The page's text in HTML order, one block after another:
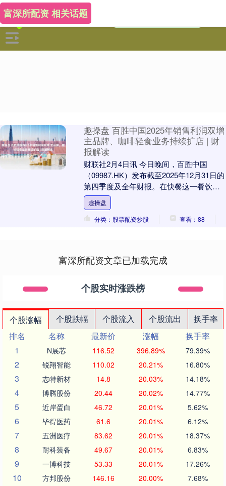
富深所配资 相关话题
趣操盘 百胜中国2025年销售利润双增
主品牌、咖啡轻食业务持续扩店 | 财
报解读
财联社2月4日讯 今日晚间，百胜中国
（09987.HK）发布截至2025年12月31日的
第四季度及全年财报。在快餐这一餐饮赛
道竞争日益白热化的情况下，百胜中国
在....
趣操盘
分类：股票配资炒股
查看：88
富深所配资文章已加载完成
个股实时涨跌榜
个股涨幅 个股跌幅 个股流入 个股流出
换手率
排名
名称 最新价 涨幅
换手率
1
N展芯 116.52 396.89% 79.39%
2 锐翔智能 110.02 20.21% 16.80%
3 志特新材 14.8 20.03% 14.18%
4 博腾股份 20.44 20.02% 14.77%
5 近岸蛋白 46.72 20.01% 5.62%
6 毕得医药 61.6 20.01% 6.12%
7 五洲医疗 83.62 20.01% 18.37%
8 耐科装备 49.67 20.01% 6.83%
9 一博科技 53.33 20.01% 17.26%
10 方邦股份 146.16 20.00% 7.68%